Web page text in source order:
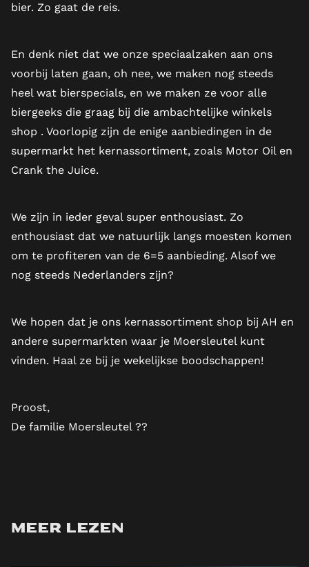
bier. Zo gaat de reis.
En denk niet dat we onze speciaalzaken aan ons
voorbij laten gaan, oh nee, we maken nog steeds
heel wat bierspecials, en we maken ze voor alle
biergeeks die graag bij die ambachtelijke winkels
shop . Voorlopig zijn de enige aanbiedingen in de
supermarkt het kernassortiment, zoals Motor Oil en
Crank the Juice.
We zijn in ieder geval super enthousiast. Zo
enthousiast dat we natuurlijk langs moesten komen
om te profiteren van de 6=5 aanbieding. Alsof we
nog steeds Nederlanders zijn?
We hopen dat je ons kernassortiment shop bij AH en
andere supermarkten waar je Moersleutel kunt
vinden. Haal ze bij je wekelijkse boodschappen!
Proost,
De familie Moersleutel ??
Meer lezen